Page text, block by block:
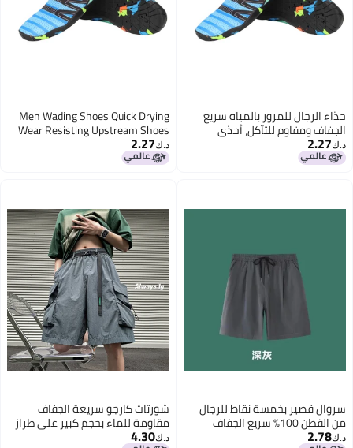
Men Wading Shoes Quick Drying
Wear Resisting Upstream Shoes
for Outdoor Camping Hiking
Rafting and Windsurfing Blue 41
د.ك‏ 2.27
شورتات كارجو سريعة الجفاف
مقاومة للماء بحجم كبير على طراز
2026 في الهواء الطلق
د.ك‏